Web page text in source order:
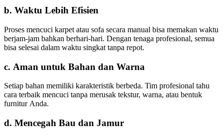
b. Waktu Lebih Efisien
Proses mencuci karpet atau sofa secara manual bisa memakan waktu
berjam-jam bahkan berhari-hari. Dengan tenaga profesional, semua
bisa selesai dalam waktu singkat tanpa repot.
c. Aman untuk Bahan dan Warna
Setiap bahan memiliki karakteristik berbeda. Tim profesional tahu
cara terbaik mencuci tanpa merusak tekstur, warna, atau bentuk
furnitur Anda.
d. Mencegah Bau dan Jamur